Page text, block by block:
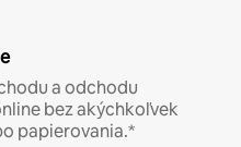
a odchodu
bez akýchkoľvek
papierovania.*